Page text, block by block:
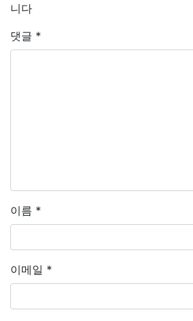
니다
댓글 *
이름 *
이메일 *